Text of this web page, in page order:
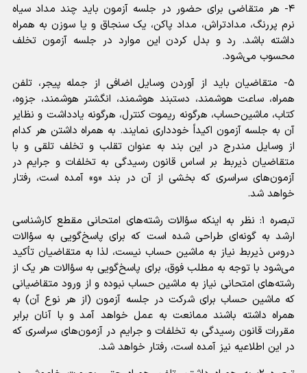
۴- هر متقاضی برای حضور در جلسه آزمون باید چند مداد سیاه
نرم پررنگ، مدادتراش، مداد پاکن، یک سنجاق و یا سوزن به همراه
داشته باشد. رد و بدل کردن این موارد در جلسه آزمون تخلف
محسوب می‌شود.
۵- متقاضیان باید از آوردن وسایل اضافی از جمله پیجر، تلفن
همراه، ساعت هوشمند، دستبند هوشمند، انگشتر هوشمند، جزوه،
کتاب، ماشین‌حساب، هرگونه ریموت کنترل، هرگونه یادداشت و نظایر
آن به جلسه آزمون اکیداً خودداری نمایند. به همراه داشتن هر کدام
از وسایل مندرج در این بند به عنوان تقلب و تخلف تلقی و با
متقاضیان ذیربط بر اساس قانون رسیدگی به تخلفات و جرایم در
آزمون‌های سراسری که بخشی از آن در بند «و» آمده است، رفتار
خواهد شد.
تبصره ۱: نظر به اینکه سؤالات رشته‌های امتحانی مقطع کارشناسی
ارشد به گونه‌ای طراحی شده است که برای پاسخ‌گویی به سؤالات
دروس ذیربط نیاز به ماشین حساب نیست، لذا به متقاضیان تأکید
می‌شود با توجه به مطلب فوق، برای پاسخ‌گویی به سؤالات هر یک از
رشته‌های امتحانی نیاز به ماشین حساب نبوده و از ورود متقاضیانی
که ماشین حساب برای شرکت در جلسه آزمون (از هر نوع آن) به
همراه داشته باشند ممانعت به عمل خواهد آمد و با آنان برابر
مقررات قانون رسیدگی به تخلفات و جرایم در آزمون‌های سراسری که
در این اطلاعیه نیز آمده است، رفتار خواهد شد.